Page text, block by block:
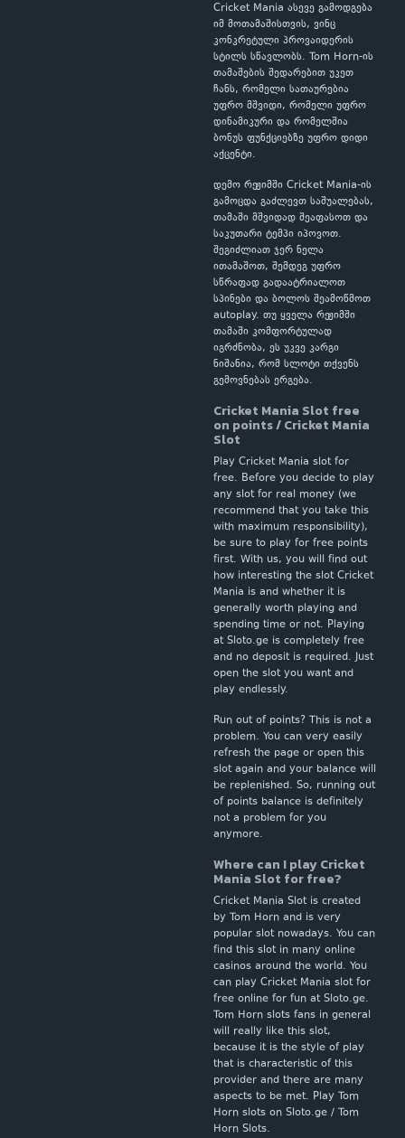
Cricket Mania ასევე გამოდგება
იმ მოთამაშისთვის, ვინც
კონკრეტული პროვაიდერის
სტილს სწავლობს. Tom Horn-ის
თამაშების შედარებით უკეთ
ჩანს, რომელი სათაურებია
უფრო მშვიდი, რომელი უფრო
დინამიკური და რომელშია
ბონუს ფუნქციებზე უფრო დიდი
აქცენტი.
დემო რეჟიმში Cricket Mania-ის
გამოცდა გაძლევთ საშუალებას,
თამაში მშვიდად შეაფასოთ და
საკუთარი ტემპი იპოვოთ.
შეგიძლიათ ჯერ ნელა
ითამაშოთ, შემდეგ უფრო
სწრაფად გადაატრიალოთ
სპინები და ბოლოს შეამოწმოთ
autoplay. თუ ყველა რეჟიმში
თამაში კომფორტულად
იგრძნობა, ეს უკვე კარგი
ნიშანია, რომ სლოტი თქვენს
გემოვნებას ერგება.
Cricket Mania Slot free
on points / Cricket Mania
Slot
Play Cricket Mania slot for
free. Before you decide to play
any slot for real money (we
recommend that you take this
with maximum responsibility),
be sure to play for free points
first. With us, you will find out
how interesting the slot Cricket
Mania is and whether it is
generally worth playing and
spending time or not. Playing
at Sloto.ge is completely free
and no deposit is required. Just
open the slot you want and
play endlessly.
Run out of points? This is not a
problem. You can very easily
refresh the page or open this
slot again and your balance will
be replenished. So, running out
of points balance is definitely
not a problem for you
anymore.
Where can I play Cricket
Mania Slot for free?
Cricket Mania Slot is created
by Tom Horn and is very
popular slot nowadays. You can
find this slot in many online
casinos around the world. You
can play Cricket Mania slot for
free online for fun at Sloto.ge.
Tom Horn slots fans in general
will really like this slot,
because it is the style of play
that is characteristic of this
provider and there are many
aspects to be met. Play Tom
Horn slots on Sloto.ge / Tom
Horn Slots.